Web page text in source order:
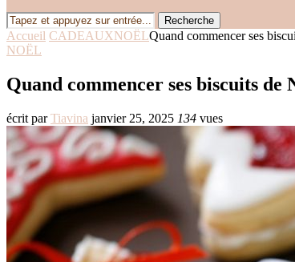
Recherche
Accueil CADEAUXNOËLQuand commencer ses
NOËL
Quand commencer ses biscuits de
écrit parTiavina janvier 25, 2025 134 vues